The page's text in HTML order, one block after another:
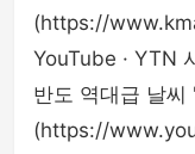
(https://
YouTube · YTN
반도 역대급 날
(https://